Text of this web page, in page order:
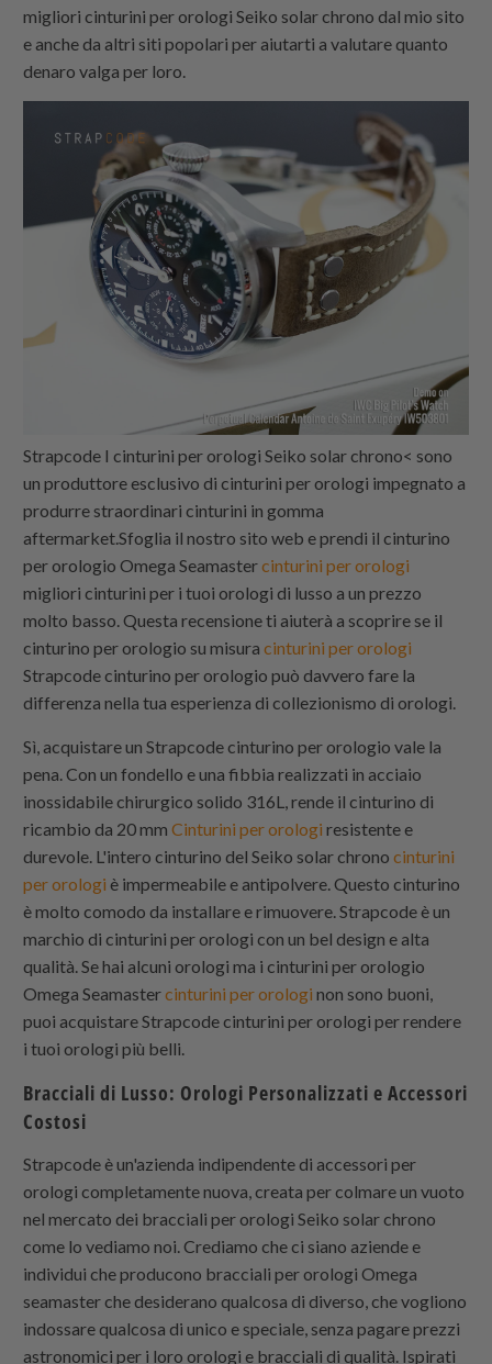
migliori cinturini per orologi Seiko solar chrono dal mio sito
e anche da altri siti popolari per aiutarti a valutare quanto
denaro valga per loro.
Strapcode I cinturini per orologi Seiko solar chrono< sono
un produttore esclusivo di cinturini per orologi impegnato a
produrre straordinari cinturini in gomma
aftermarket.Sfoglia il nostro sito web e prendi il cinturino
per orologio Omega Seamastercinturini per orologi
migliori cinturini per i tuoi orologi di lusso a un prezzo
molto basso. Questa recensione ti aiuterà a scoprire se il
cinturino per orologio su misuracinturini per orologi
Strapcodecinturino per orologio può davvero fare la
differenza nella tua esperienza di collezionismo di orologi.
Sì, acquistare un Strapcodecinturino per orologio vale la
pena. Con un fondello e una fibbia realizzati in acciaio
inossidabile chirurgico solido 316L, rende il cinturino di
ricambio da 20 mmCinturini per orologi resistente e
durevole. L'intero cinturino del Seiko solar chronocinturini
per orologi è impermeabile e antipolvere. Questo cinturino
è molto comodo da installare e rimuovere. Strapcode è un
marchio di cinturini per orologi con un bel design e alta
qualità. Se hai alcuni orologi ma i cinturini per orologio
Omega Seamastercinturini per orologi non sono buoni,
puoi acquistare Strapcodecinturini per orologi per rendere
i tuoi orologi più belli.
Bracciali di Lusso: Orologi Personalizzati e Accessori
Costosi
Strapcode è un'azienda indipendente di accessori per
orologi completamente nuova, creata per colmare un vuoto
nel mercato dei bracciali per orologi Seiko solar chrono
come lo vediamo noi. Crediamo che ci siano aziende e
individui che producono bracciali per orologi Omega
seamaster che desiderano qualcosa di diverso, che vogliono
indossare qualcosa di unico e speciale, senza pagare prezzi
astronomici per i loro orologi e bracciali di qualità. Ispirati